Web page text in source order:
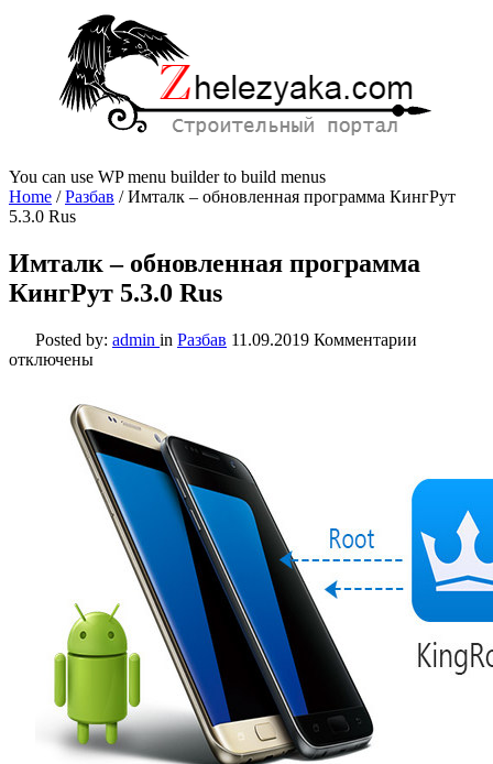
You can use WP menu builder to build menus
Home /Разбав /Имталк – обновленная программа КингРут
5.3.0 Rus
Имталк – обновленная программа
КингРут 5.3.0 Rus
Posted by: admin in Разбав 11.09.2019 Комментарии
5.3.0
отключены